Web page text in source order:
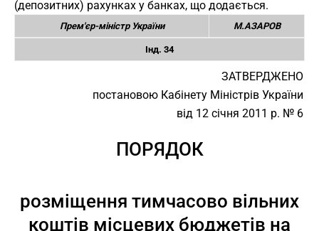
(депозитних) рахунках у банках, що додається.
Прем'єр-міністр України М.АЗАРОВ
Інд. 34
ЗАТВЕРДЖЕНО
постановою Кабінету Міністрів України
від 12 січня 2011 р. № 6
ПОРЯДОК
розміщення тимчасово вільних
коштів місцевих бюджетів на